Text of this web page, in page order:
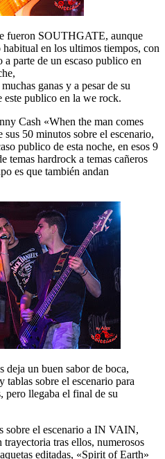
fueron SOUTHGATE, aunque
en los ultimos tiempos, con
parte de un escaso publico en
ganas y a pesar de su
este publico en la we rock.
Cash «When the man comes
50 minutos sobre el escenario,
publico de esta noche, en esos 9
temas hardrock a temas cañeros
es que también andan
deja un buen sabor de boca,
sobre el escenario para
pero llegaba el final de su
sobre el escenario a IN VAIN,
tras ellos, numerosos
editadas, «Spirit of Earth»